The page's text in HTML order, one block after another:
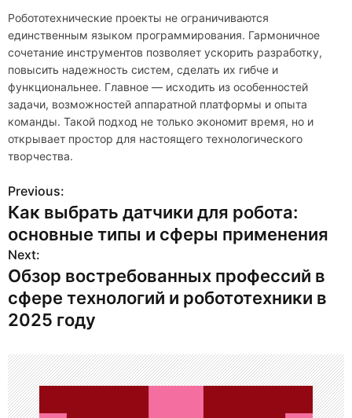
Робототехнические проекты не ограничиваются
единственным языком программирования. Гармоничное
сочетание инструментов позволяет ускорить разработку,
повысить надежность систем, сделать их гибче и
функциональнее. Главное — исходить из особенностей
задачи, возможностей аппаратной платформы и опыта
команды. Такой подход не только экономит время, но и
открывает простор для настоящего технологического
творчества.
Н
а
в
и
г
ц
и
Previous:
Как выбрать датчики для робота:
основные типы и сферы применения
Next:
Обзор востребованных профессий в
сфере технологий и робототехники в
2025 году